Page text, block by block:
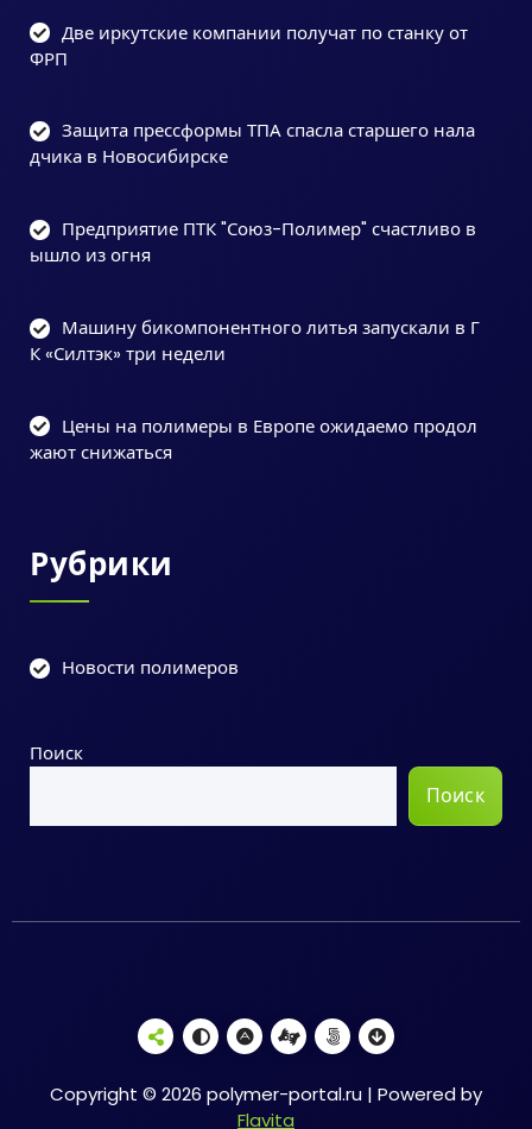
Две иркутские компании получат по станку от
ФРП
Защита прессформы ТПА спасла старшего нала
дчика в Новосибирске
Предприятие ПТК "Союз-Полимер" счастливо в
ышло из огня
Машину бикомпонентного литья запускали в Г
К «Силтэк» три недели
Цены на полимеры в Европе ожидаемо продол
жают снижаться
Рубрики
Новости полимеров
Поиск
Поиск
Copyright © 2026 polymer-portal.ru | Powered by
Flavita